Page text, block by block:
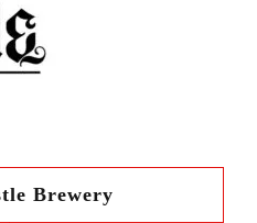
Brewery